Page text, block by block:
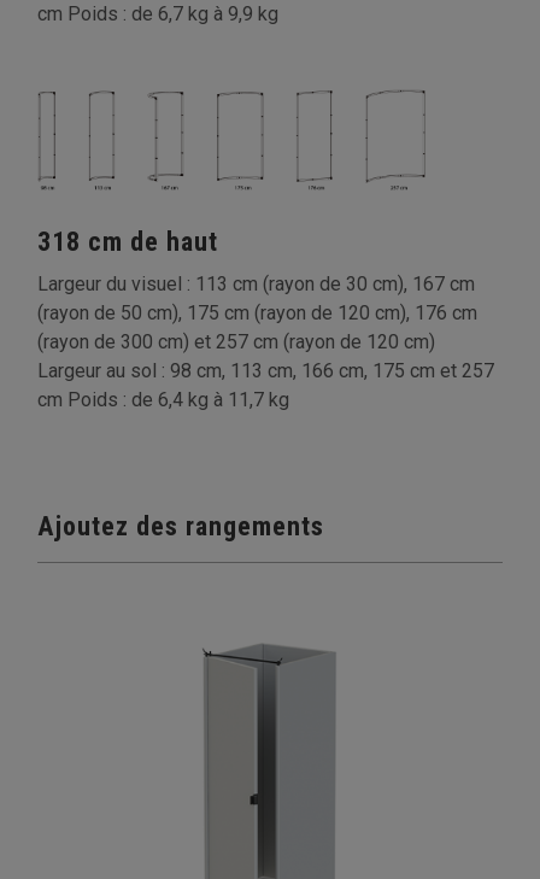
cm Poids : de 6,7 kg à 9,9 kg
318 cm de haut
Largeur du visuel : 113 cm (rayon de 30 cm), 167 cm
(rayon de 50 cm), 175 cm (rayon de 120 cm), 176 cm
(rayon de 300 cm) et 257 cm (rayon de 120 cm)
Largeur au sol : 98 cm, 113 cm, 166 cm, 175 cm et 257
cm Poids : de 6,4 kg à 11,7 kg
Ajoutez des rangements